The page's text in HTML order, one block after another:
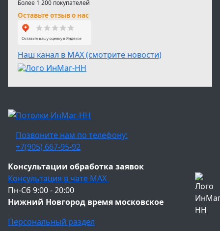
Более 1 200 покупателей
Оставьте отзыв о нас
Наш канал в МАХ (смотрите новости)
Позвоните нам по телефону:
+7(905) 667-95-92
Консультации обработка заявок
Консультация в чате МАХ
Пн-Сб 9:00 - 20:00
Нижний Новгород время московское
Персональный раздел